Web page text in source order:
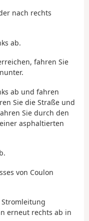
nach rechts
ab.
fahren Sie
ab und fahren
Sie die Straße und
Sie durch den
asphaltierten
von Coulon
erneut rechts ab in